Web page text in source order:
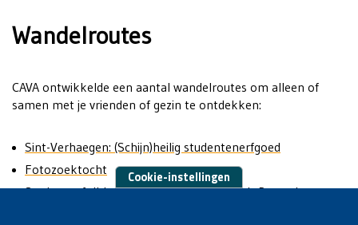
Wandelroutes
CAVA ontwikkelde een aantal wandelroutes om alleen of
samen met je vrienden of gezin te ontdekken:
Sint-Verhaegen: (Schijn)heilig studentenerfgoed
Fotozoektocht
Studentenfolklore aan de Vrije Universiteit Brussel
Cookie-instellingen